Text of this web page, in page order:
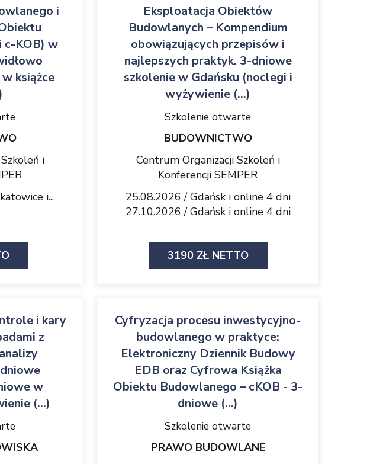
i
c-KOB) w
książce
i
i...
Eksploatacja Obiektów
Budowlanych – Kompendium
obowiązujących przepisów i
najlepszych praktyk. 3-dniowe
szkolenie w Gdańsku (noclegi i
wyżywienie (...)
Szkolenie otwarte
BUDOWNICTWO
Centrum Organizacji Szkoleń i
Konferencji SEMPER
25.08.2026 / Gdańsk i online 4 dni
27.10.2026 / Gdańsk i online 4 dni
3190 ZŁ NETTO
i kary
z
w
(...)
Cyfryzacja procesu inwestycyjno-
budowlanego w praktyce:
Elektroniczny Dziennik Budowy
EDB oraz Cyfrowa Książka
Obiektu Budowlanego – cKOB - 3-
dniowe (...)
Szkolenie otwarte
PRAWO BUDOWLANE